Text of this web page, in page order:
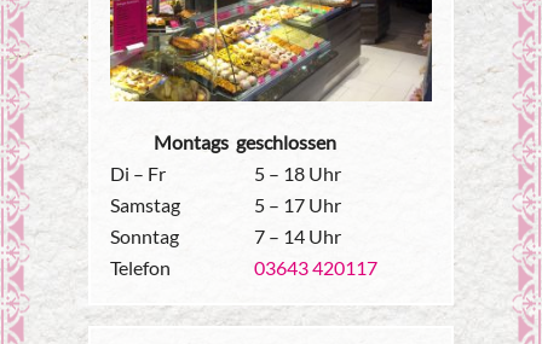
Montags geschlossen
Di – Fr
5 – 18 Uhr
Samstag
5 – 17 Uhr
Sonntag
7 – 14 Uhr
Telefon
03643 420117